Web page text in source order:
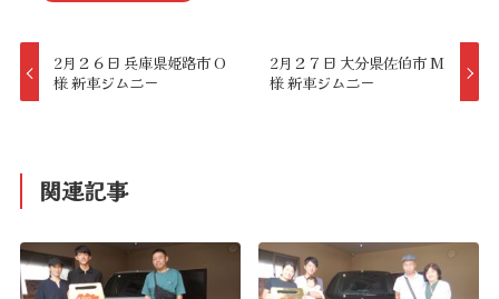
2月２６日 兵庫県姫路市 O
様 新車ジムニー
2月２７日 大分県佐伯市 M
様 新車ジムニー
関連記事